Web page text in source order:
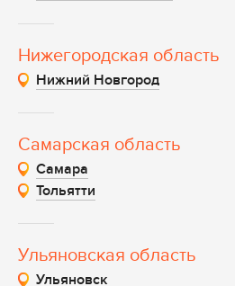
Нижегородская область
Нижний Новгород
Самарская область
Самара
Тольятти
Ульяновская область
Ульяновск